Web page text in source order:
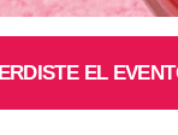
EL